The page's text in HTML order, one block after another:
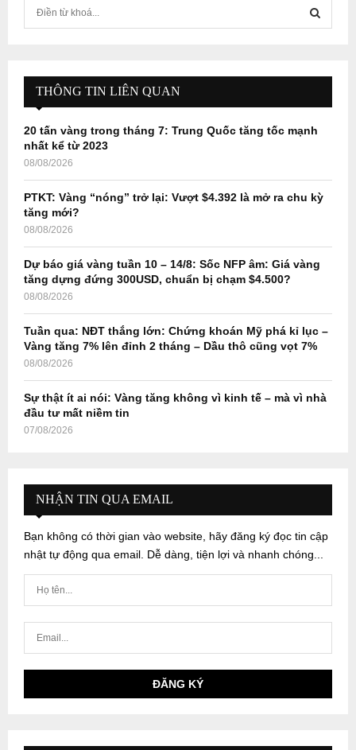
f
r
E
A
H
THÔNG TIN LIÊN QUAN
20 tấn vàng trong tháng 7: Trung Quốc tăng tốc mạnh
nhất kể từ 2023
08/08/2026
PTKT: Vàng “nóng” trở lại: Vượt $4.392 là mở ra chu kỳ
tăng mới?
08/08/2026
Dự báo giá vàng tuần 10 – 14/8: Sốc NFP âm: Giá vàng
tăng dựng đứng 300USD, chuẩn bị chạm $4.500?
08/08/2026
Tuần qua: NĐT thắng lớn: Chứng khoán Mỹ phá kỉ lục –
Vàng tăng 7% lên đỉnh 2 tháng – Dầu thô cũng vọt 7%
08/08/2026
Sự thật ít ai nói: Vàng tăng không vì kinh tế – mà vì nhà
đầu tư mất niềm tin
07/08/2026
NHẬN TIN QUA EMAIL
Bạn không có thời gian vào website, hãy đăng ký đọc tin cập
nhật tự động qua email. Dễ dàng, tiện lợi và nhanh chóng...